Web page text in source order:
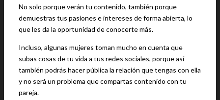
No solo porque verán tu contenido, también porque
demuestras tus pasiones e intereses de forma abierta, lo
que les da la oportunidad de conocerte más.
Incluso, algunas mujeres toman mucho en cuenta que
subas cosas de tu vida a tus redes sociales, porque así
también podrás hacer pública la relación que tengas con ella
y no será un problema que compartas contenido con tu
pareja.